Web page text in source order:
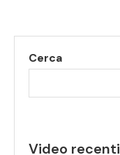
Cerca
Video recenti